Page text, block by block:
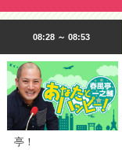
08:28 ～ 08:53
亭！